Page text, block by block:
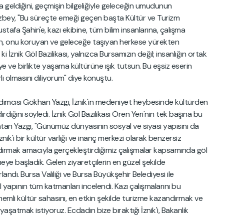
geldiğini, geçmişin bilgeliğiyle geleceğin umudunun
"Bu süreçte emeği geçen başta Kültür ve Turizm
Şahin'e, kazı ekibine, tüm bilim insanlarına, çalışma
onu koruyan ve geleceğe taşıyan herkese yürekten
Göl Bazilikası, yalnızca Bursamızın değil; insanlığın ortak
ve birlikte yaşama kültürüne ışık tutsun. Bu eşsiz eserin
olmasını diliyorum" diye konuştu.
Gökhan Yazgı, İznik'in medeniyet heybesinde kültürden
söyledi. İznik Göl Bazilikası Ören Yeri'nin tek başına bu
Yazgı, "Günümüz dünyasının sosyal ve siyasi yapısını da
bir kültür varlığı ve inanç merkezi olarak benzersiz
amacıyla gerçekleştirdiğimiz çalışmalar kapsamında göl
başladık. Gelen ziyaretçilerin en güzel şekilde
Bursa Valiliği ve Bursa Büyükşehir Belediyesi ile
tüm katmanları incelendi. Kazı çalışmalarını bu
kültür sahasını, en etkin şekilde turizme kazandırmak ve
istiyoruz. Ecdadın bize bıraktığı İznik'i, Bakanlık